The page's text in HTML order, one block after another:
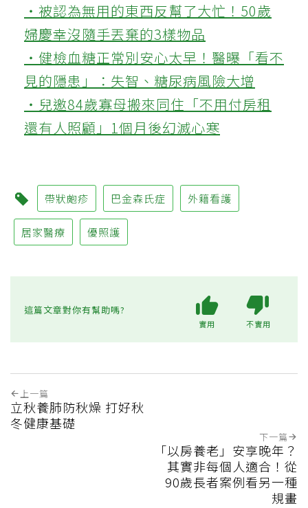
‧被認為無用的東西反幫了大忙！50歲
婦慶幸沒隨手丟棄的3樣物品
‧健檢血糖正常別安心太早！醫曝「看不
見的隱患」：失智、糖尿病風險大增
‧兒邀84歲寡母搬來同住「不用付房租
還有人照顧」1個月後幻滅心寒
帶狀皰疹 巴金森氏症 外籍看護
居家醫療 優照護
這篇文章對你有幫助嗎?
實用 不實用
上一篇
立秋養肺防秋燥 打好秋
冬健康基礎
下一篇
「以房養老」安享晚年？
其實非每個人適合！從
90歲長者案例看另一種
規畫